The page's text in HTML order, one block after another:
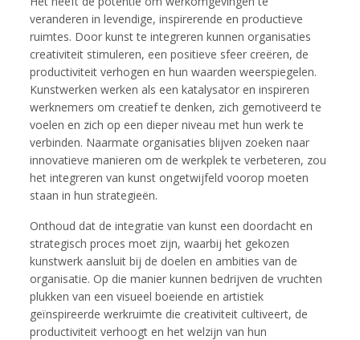
veranderen in levendige, inspirerende en productieve
ruimtes. Door kunst te integreren kunnen organisaties
creativiteit stimuleren, een positieve sfeer creëren, de
productiviteit verhogen en hun waarden weerspiegelen.
Kunstwerken werken als een katalysator en inspireren
werknemers om creatief te denken, zich gemotiveerd te
voelen en zich op een dieper niveau met hun werk te
verbinden. Naarmate organisaties blijven zoeken naar
innovatieve manieren om de werkplek te verbeteren, zou
het integreren van kunst ongetwijfeld voorop moeten
staan in hun strategieën.
Onthoud dat de integratie van kunst een doordacht en
strategisch proces moet zijn, waarbij het gekozen
kunstwerk aansluit bij de doelen en ambities van de
organisatie. Op die manier kunnen bedrijven de vruchten
plukken van een visueel boeiende en artistiek
geïnspireerde werkruimte die creativiteit cultiveert, de
productiviteit verhoogt en het welzijn van hun